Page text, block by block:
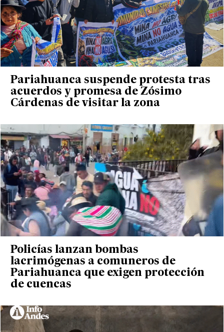
Pariahuanca suspende protesta tras
acuerdos y promesa de Zósimo
Cárdenas de visitar la zona
Policías lanzan bombas
lacrimógenas a comuneros de
Pariahuanca que exigen protección
de cuencas